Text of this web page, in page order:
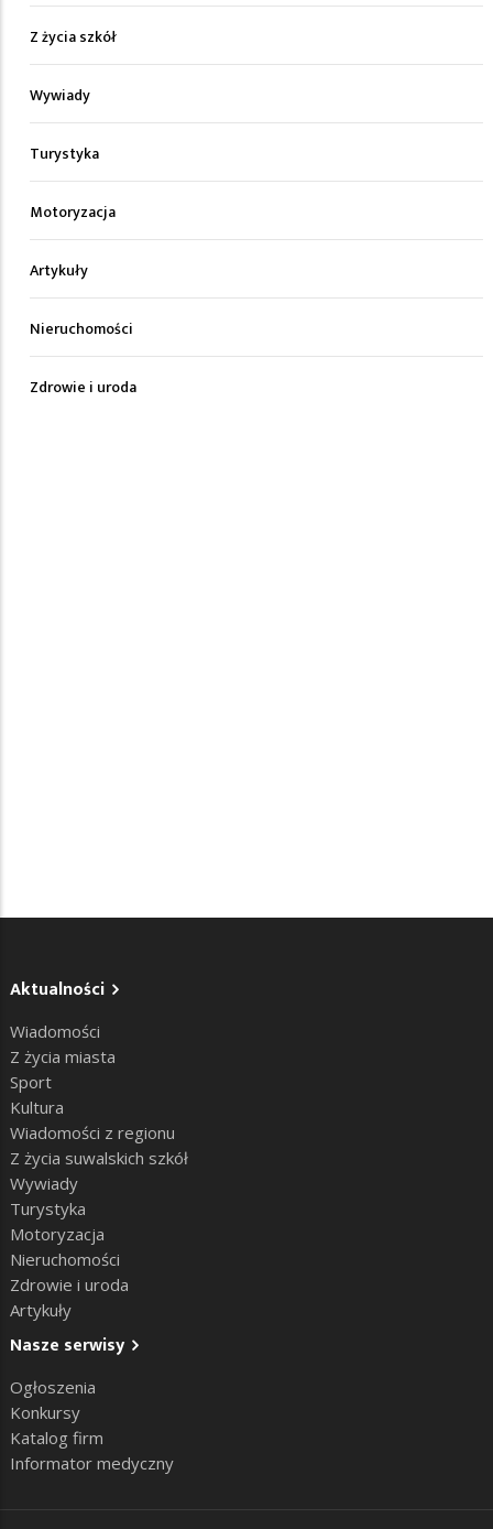
Z życia szkół
Wywiady
Turystyka
Motoryzacja
Artykuły
Nieruchomości
Zdrowie i uroda
Aktualności
Wiadomości
Z życia miasta
Sport
Kultura
Wiadomości z regionu
Z życia suwalskich szkół
Wywiady
Turystyka
Motoryzacja
Nieruchomości
Zdrowie i uroda
Artykuły
Nasze serwisy
Ogłoszenia
Konkursy
Katalog firm
Informator medyczny